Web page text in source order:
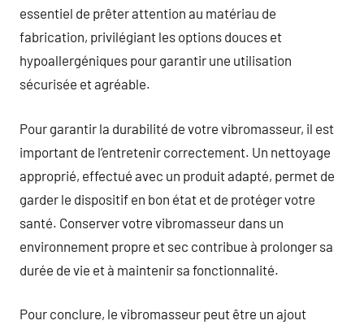
essentiel de prêter attention au matériau de
fabrication, privilégiant les options douces et
hypoallergéniques pour garantir une utilisation
sécurisée et agréable.
Pour garantir la durabilité de votre vibromasseur, il est
important de l’entretenir correctement. Un nettoyage
approprié, effectué avec un produit adapté, permet de
garder le dispositif en bon état et de protéger votre
santé. Conserver votre vibromasseur dans un
environnement propre et sec contribue à prolonger sa
durée de vie et à maintenir sa fonctionnalité.
Pour conclure, le vibromasseur peut être un ajout